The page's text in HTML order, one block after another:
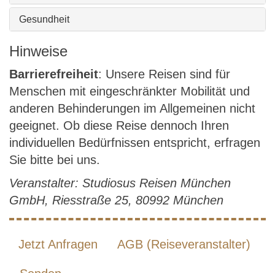
Gesundheit
Hinweise
Barrierefreiheit: Unsere Reisen sind für
Menschen mit eingeschränkter Mobilität und
anderen Behinderungen im Allgemeinen nicht
geeignet. Ob diese Reise dennoch Ihren
individuellen Bedürfnissen entspricht, erfragen
Sie bitte bei uns.
Veranstalter: Studiosus Reisen München
GmbH, Riesstraße 25, 80992 München
Jetzt Anfragen AGB (Reiseveranstalter)